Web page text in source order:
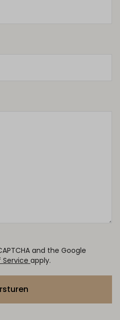
and the Google
Service apply.